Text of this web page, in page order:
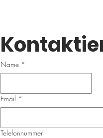
Name *
Email *
Telefonnummer